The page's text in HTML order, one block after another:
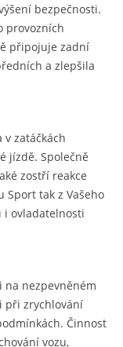
bezpečnosti.
provozních
připojuje zadní
a zlepšila
zatáčkách
jízdě. Společně
zostří reakce
Sport tak z Vašeho
i ovladatelnosti
nezpevněném
při zrychlování
Činnost
vozu,